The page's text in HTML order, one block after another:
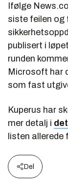
Ifølge
siste feilen og
publisert i
runden
Microsoft har
som fast
Kuperus har
mer detalj i
listen allerede
Del